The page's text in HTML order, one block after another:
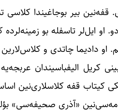
قفه‌نین بیر بوجاغیندا
او ایل‌لر تاسفله بو
دادیما چاتدی و
الیفباسیندان عربجه‌‌یه
قفه کلاسلاری‌نین اساس
«آذری صحیفه‌سی»